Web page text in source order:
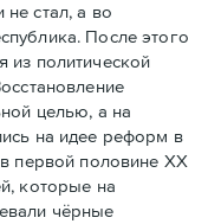
стал, а во
После этого
из политической
целью, а на
на идее реформ в
первой половине ХХ
которые на
чёрные